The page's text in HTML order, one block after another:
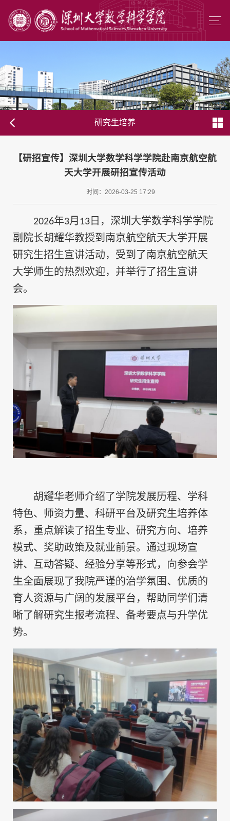
研究生培养
【研招宣传】深圳大学数学科学学院赴南京航空航
天大学开展研招宣传活动
时间：2026-03-25 17:29
2026年3月 13 日，深圳大学数学科学学院
副院长胡耀华教授到南京航空航天大学开展
研究生招生宣讲活动，受到了南京航空航天
大学师生的热烈欢迎，并举行了招生宣讲
会。
胡耀华老师介绍了学院发展历程、学科
特色、师资力量、科研平台及研究生培养体
系，重点解读了招生专业、研究方向、培养
模式、奖助政策及就业前景。通过现场宣
讲、互动答疑、经验分享等形式，向参会学
生全面展现了我院严谨的治学氛围、优质的
育人资源与广阔的发展平台，帮助同学们清
晰了解研究生报考流程、备考要点与升学优
势。